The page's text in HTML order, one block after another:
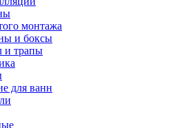
монтажа
и боксы
и трапы
для ванн